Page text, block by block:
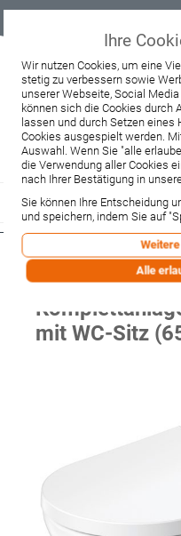
Beratung & Verkauf
+49 37467 66944
Montag - Freitag:
10:00 - 12:00 Uhr
13:00 - 16:00 Uhr
Samstag:
9:00 - 12:00 Uhr
Lieferzeitanfrage Widerruf
Duravit
Compact
mit WC-Sitz
Ihre
Wir nutzen Cookies, um eine
stetig zu verbessern sowie
unserer Webseite, Social
können sich die Cookies durch
lassen und durch Setzen
Cookies ausgespielt werden.
Auswahl. Wenn Sie "alle
die Verwendung aller Cookies
nach Ihrer Bestätigung in
Sie können Ihre Entscheidung
und speichern, indem Sie auf
Alle